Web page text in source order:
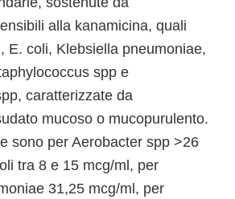
alla kanamicina, quali
E. coli, Klebsiella pneumoniae,
spp e
caratterizzate da
mucoso o mucopurulento.
sono per Aerobacter spp >26
tra 8 e 15 mcg/ml, per
31,25 mcg/ml, per